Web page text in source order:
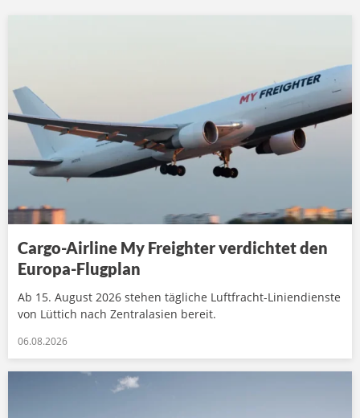
Cargo-Airline My Freighter verdichtet den
Europa-Flugplan
Ab 15. August 2026 stehen tägliche Luftfracht-Liniendienste
von Lüttich nach Zentralasien bereit.
06.08.2026